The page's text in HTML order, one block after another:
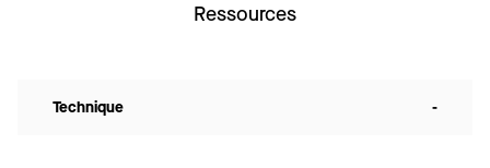
Ressources
Technique -